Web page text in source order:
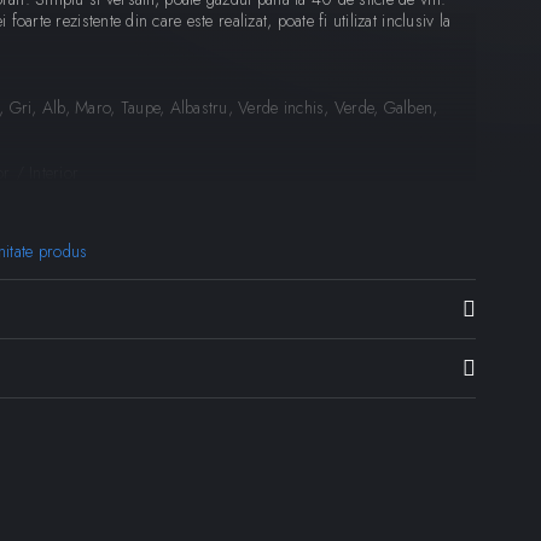
foarte rezistente din care este realizat, poate fi utilizat inclusiv la
Alb, Maro, Taupe, Albastru, Verde inchis, Verde, Galben,
80 x 40 x 55 cm
produs